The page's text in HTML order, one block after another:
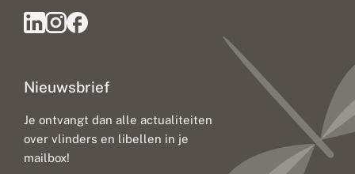
Nieuwsbrief
Je ontvangt dan alle actualiteiten
over vlinders en libellen in je
mailbox!